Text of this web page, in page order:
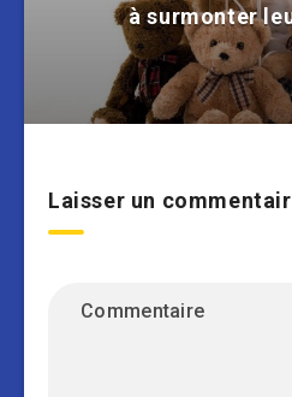
à surmonter
Laisser un